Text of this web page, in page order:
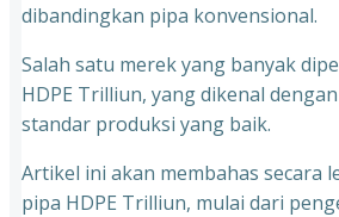
dibandingkan pipa konvensional.
Salah satu merek yang banyak
HDPE Trilliun, yang dikenal
standar produksi yang baik.
Artikel ini akan membahas secara
pipa HDPE Trilliun, mulai dari